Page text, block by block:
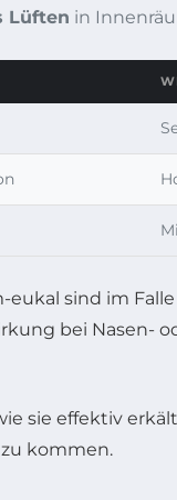
Lüften in
eukal sind im
bei Nasen-